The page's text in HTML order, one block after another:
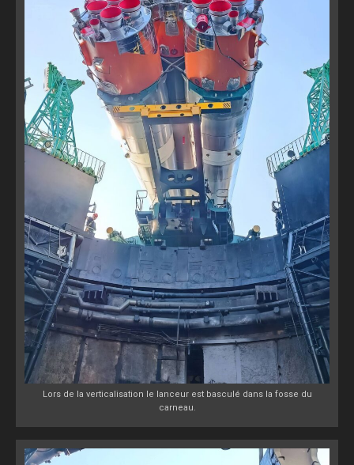
Lors de la verticalisation le lanceur est basculé dans la fosse du
carneau.